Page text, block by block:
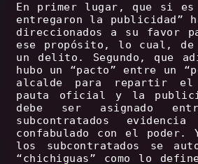
En primer lugar, que si es
entregaron la publicidad”
direccionados a su favor
ese propósito, lo cual,
un delito. Segundo, que
hubo un “pacto” entre un
alcalde para repartir
pauta oficial y la
debe ser asignado
subcontratados
confabulado con el poder.
los subcontratados se
“chichiguas” como lo